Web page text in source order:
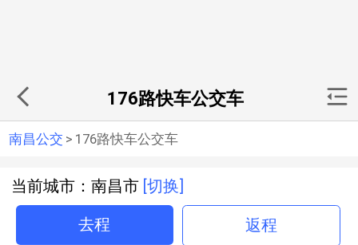
176路快车公交车
南昌公交 > 176路快车公交车
当前城市：南昌市 [切换]
去程 返程